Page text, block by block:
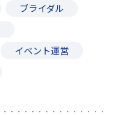
ブライダル
イベント運営